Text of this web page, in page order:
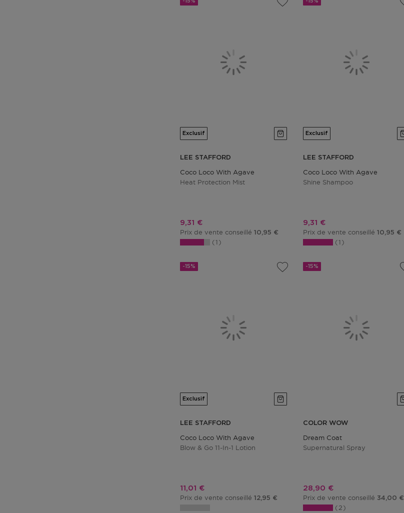
Exclusif
LEE STAFFORD
Coco Loco With Agave
Heat Protection Mist
Prix promotionnel
9,31 €
Prix de vente conseillé 10,95 €
1
Exclusif
LEE STAFFORD
Coco Loco With Agave
Shine Shampoo
Prix promotionnel
9,31 €
Prix de vente conseillé 10,95 €
1
-15%
Exclusif
LEE STAFFORD
Coco Loco With Agave
Blow & Go 11-In-1 Lotion
Prix promotionnel
11,01 €
Prix de vente conseillé 12,95 €
-15%
COLOR WOW
Dream Coat
Supernatural Spray
Prix promotionnel
28,90 €
Prix de vente conseillé 34,00 €
2